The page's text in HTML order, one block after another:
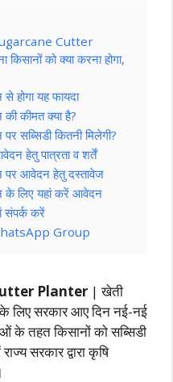
Cutter
को क्या करना होगा,
होगा यह फायदा
कीमत क्या है?
सब्सिडी कितनी मिलेगी?
हेतु पात्रता व शर्तें
पर आवेदन हेतु दस्तावेज
के लिए यहां करें आवेदन
संपर्क करें
Group
Planter | खेती
लिए सरकार आए दिन नई-नई
के तहत किसानों को सब्सिडी
सरकार द्वारा कृषि